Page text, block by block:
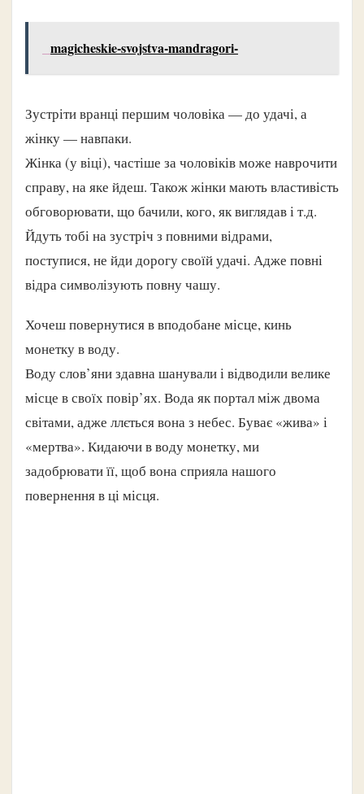
magicheskie-svojstva-mandragori-
Зустріти вранці першим чоловіка — до удачі, а
жінку — навпаки.
Жінка (у віці), частіше за чоловіків може наврочити
справу, на яке йдеш. Також жінки мають властивість
обговорювати, що бачили, кого, як виглядав і т.д.
Йдуть тобі на зустріч з повними відрами,
поступися, не йди дорогу своїй удачі. Адже повні
відра символізують повну чашу.
Хочеш повернутися в вподобане місце, кинь
монетку в воду.
Воду слов’яни здавна шанували і відводили велике
місце в своїх повір’ях. Вода як портал між двома
світами, адже ллється вона з небес. Буває «жива» і
«мертва». Кидаючи в воду монетку, ми
задобрювати її, щоб вона сприяла нашого
повернення в ці місця.